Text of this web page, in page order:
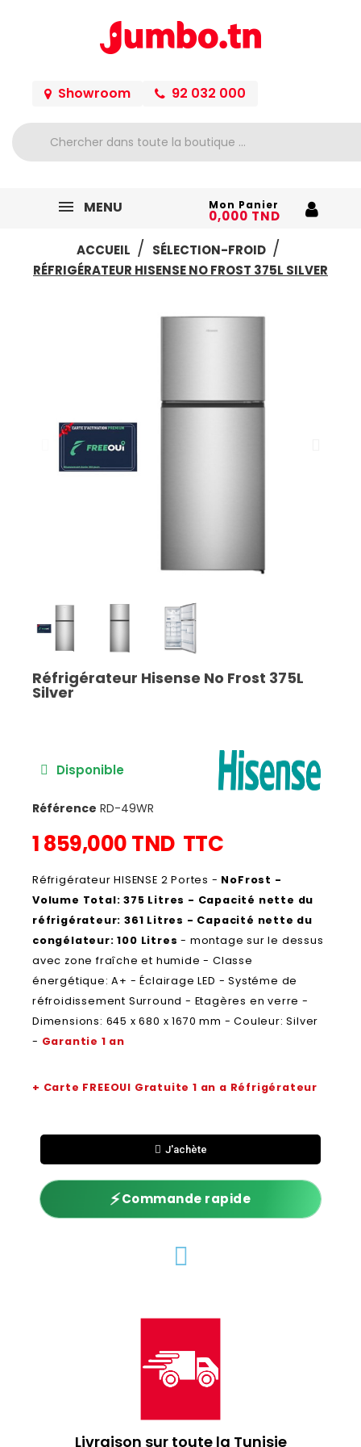
Showroom 92 032 000
MENU Mon Panier
0,000 TND
ACCUEIL
SÉLECTION-FROID
RÉFRIGÉRATEUR HISENSE NO FROST 375L SILVER
Réfrigérateur Hisense No Frost 375L
Silver
Disponible
Référence RD-49WR
1 859,000 TND TTC
Réfrigérateur HISENSE 2 Portes - NoFrost -
Volume Total: 375 Litres - Capacité nette du
réfrigérateur: 361 Litres - Capacité nette du
congélateur: 100 Litres - montage sur le dessus
avec zone fraîche et humide - Classe
énergétique: A+ - Éclairage LED - Systéme de
réfroidissement Surround - Etagères en verre -
Dimensions: 645 x 680 x 1670 mm - Couleur: Silver
- Garantie 1 an
+ Carte FREEOUI Gratuite 1 an a Réfrigérateur
J'achète
⚡Commande rapide
Livraison sur toute la Tunisie